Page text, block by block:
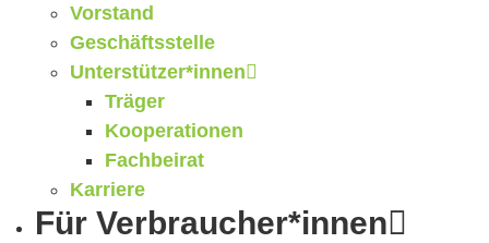
Vorstand
Geschäftsstelle
Unterstützer*innen
Träger
Kooperationen
Fachbeirat
Karriere
Für Verbraucher*innen